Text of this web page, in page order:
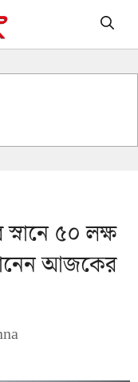
৫০ লক্ষ
আজকের